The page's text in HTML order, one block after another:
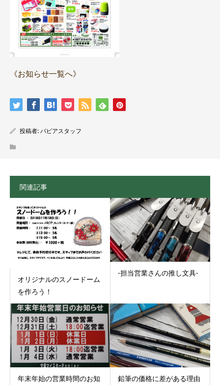
《お知らせ一覧へ》
投稿者:パピアスタッフ
関連記事
オリジナルのスノードーム
を作ろう！
-担当営業さんの推し文具-
年末年始の営業時間のお知
鉛筆の価格に差がある理由